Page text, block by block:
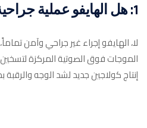
1: هل الهايفو عملية جراحية وما هي آلية عمله؟
لا، الهايفو إجراء غير جراحي وآمن
الموجات فوق الصوتية المركزة
إنتاج كولاجين جديد لشد الوجه